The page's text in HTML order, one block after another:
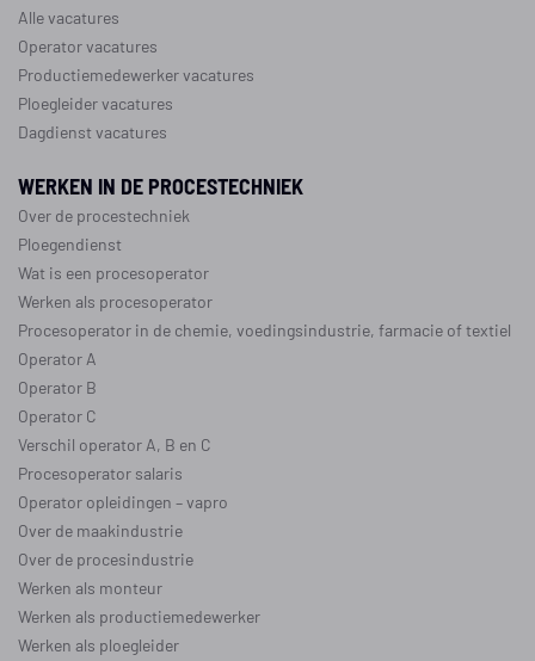
Alle vacatures
Operator vacatures
Productiemedewerker vacatures
Ploegleider vacatures
Dagdienst vacatures
WERKEN IN DE PROCESTECHNIEK
Over de procestechniek
Ploegendienst
Wat is een procesoperator
Werken als procesoperator
Procesoperator in de chemie, voedingsindustrie, farmacie oftextiel
Operator A
Operator B
Operator C
Verschil operator A, B en C
Procesoperator salaris
Operator opleidingen –vapro
Over de maakindustrie
Over de procesindustrie
Werken als monteur
Werken als productiemedewerker
Werken als ploegleider